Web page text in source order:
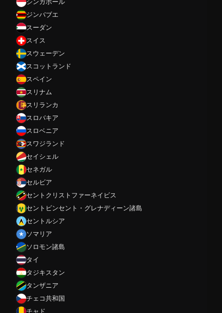
シンガポール
ジンバブエ
スーダン
スイス
スウェーデン
スコットランド
スペイン
スリナム
スリランカ
スロバキア
スロベニア
スワジランド
セイシェル
セネガル
セルビア
セントクリストファーネイビス
セントビンセント・グレナディーン諸島
セントルシア
ソマリア
ソロモン諸島
タイ
タジキスタン
タンザニア
チェコ共和国
チャド